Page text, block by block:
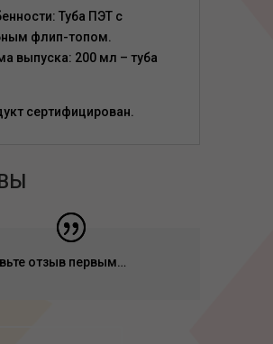
Туба ПЭТ с
флип-топом.
выпуска: 200 мл – туба
сертифицирован.
отзыв первым…